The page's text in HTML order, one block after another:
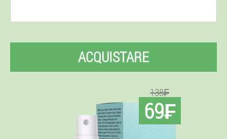
ACQUISTARE
138₣
69₣